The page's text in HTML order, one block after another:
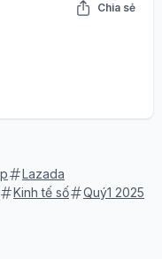
Chia sẻ
Lazada
Kinh tế số
Quý1 2025